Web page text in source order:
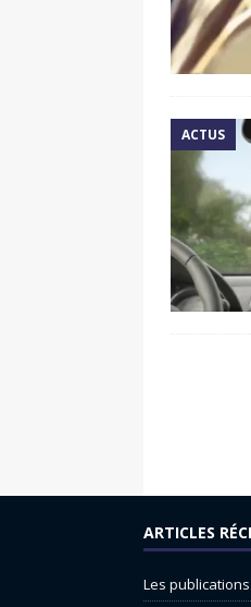
ACTUS
ARTICLES
Les